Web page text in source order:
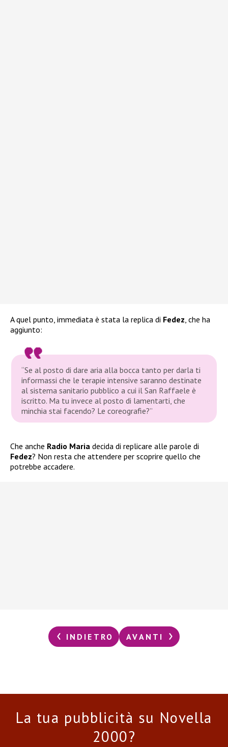
A quel punto, immediata è stata la replica di Fedez , che ha
aggiunto:
“Se al posto di dare aria alla bocca tanto per darla ti
informassi che le terapie intensive saranno destinate
al sistema sanitario pubblico a cui il San Raffaele è
iscritto. Ma tu invece al posto di lamentarti, che
minchia stai facendo? Le coreografie?”
Che anche Radio Maria decida di replicare alle parole di
Fedez? Non resta che attendere per scoprire quello che
potrebbe accadere.
INDIETRO AVANTI
La tua pubblicità su Novella
2000?